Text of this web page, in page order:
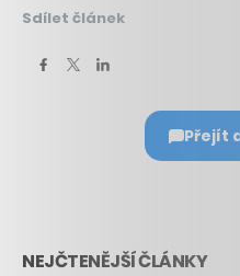
Sdílet článek
Přejít
NEJČTENĚJŠÍ ČLÁNKY